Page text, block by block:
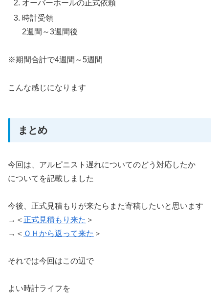
オーバーホールの正式依頼
時計受領
2週間～3週間後
※期間合計で4週間～5週間
こんな感じになります
まとめ
今回は、アルピニスト遅れについてのどう対応したか
についてを記載しました
今後、正式見積もりが来たらまた寄稿したいと思います
→＜ 正式見積もり来た ＞
→＜ ＯＨから返って来た ＞
それでは今回はこの辺で
よい時計ライフを